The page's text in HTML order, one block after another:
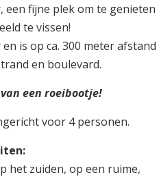
een fijne plek om te genieten
te vissen!
is op ca. 300 meter afstand
en boulevard.
een roeibootje!
voor 4 personen.
het zuiden, op een ruime,